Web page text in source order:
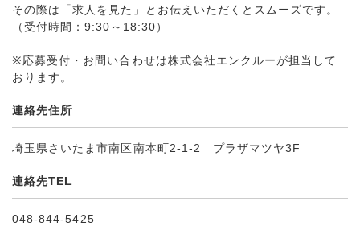
その際は「求人を見た」とお伝えいただくとスムーズです。
（受付時間：9:30～18:30）
※応募受付・お問い合わせは株式会社エンクルーが担当して
おります。
連絡先住所
埼玉県さいたま市南区南本町2-1-2 プラザマツヤ3F
連絡先TEL
048-844-5425